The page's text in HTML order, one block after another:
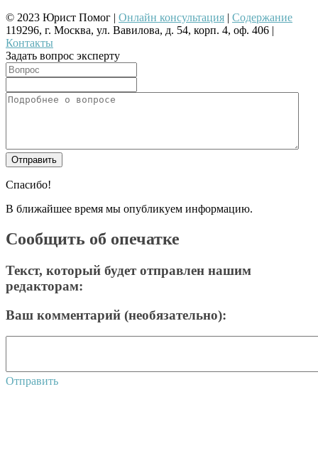
© 2023 Юрист Помог | Онлайн консультация | Содержание
119296, г. Москва, ул. Вавилова, д. 54, корп. 4, оф. 406 |
Контакты
Задать вопрос эксперту
Спасибо!
В ближайшее время мы опубликуем информацию.
Сообщить об опечатке
Текст, который будет отправлен нашим
редакторам:
Ваш комментарий (необязательно):
Отправить